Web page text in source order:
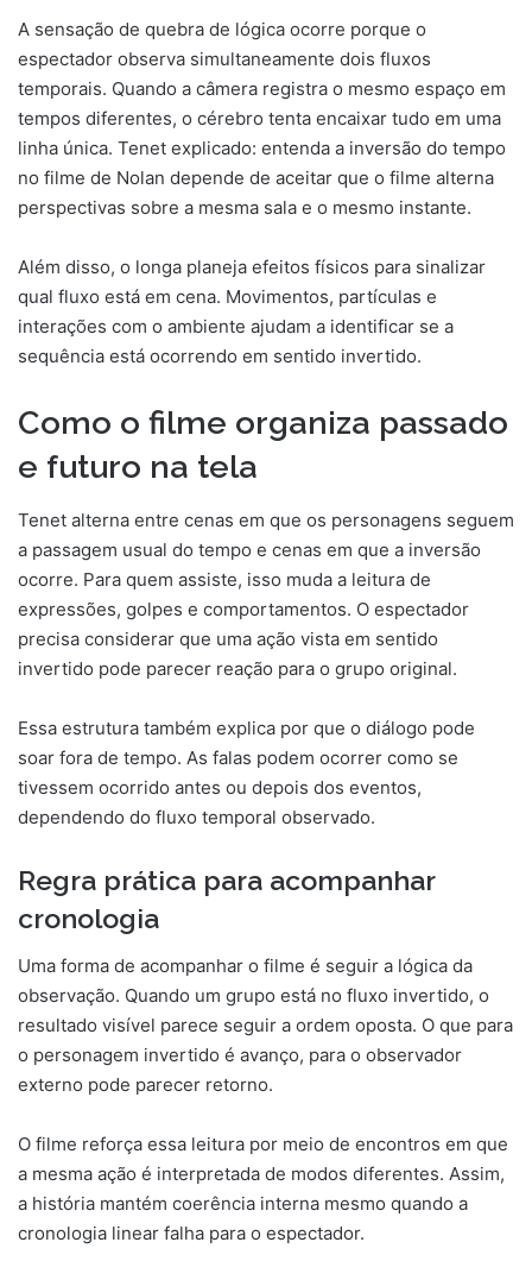
A sensação de quebra de lógica ocorre porque o
espectador observa simultaneamente dois fluxos
temporais. Quando a câmera registra o mesmo espaço em
tempos diferentes, o cérebro tenta encaixar tudo em uma
linha única. Tenet explicado: entenda a inversão do tempo
no filme de Nolan depende de aceitar que o filme alterna
perspectivas sobre a mesma sala e o mesmo instante.
Além disso, o longa planeja efeitos físicos para sinalizar
qual fluxo está em cena. Movimentos, partículas e
interações com o ambiente ajudam a identificar se a
sequência está ocorrendo em sentido invertido.
Como o filme organiza passado
e futuro na tela
Tenet alterna entre cenas em que os personagens seguem
a passagem usual do tempo e cenas em que a inversão
ocorre. Para quem assiste, isso muda a leitura de
expressões, golpes e comportamentos. O espectador
precisa considerar que uma ação vista em sentido
invertido pode parecer reação para o grupo original.
Essa estrutura também explica por que o diálogo pode
soar fora de tempo. As falas podem ocorrer como se
tivessem ocorrido antes ou depois dos eventos,
dependendo do fluxo temporal observado.
Regra prática para acompanhar
cronologia
Uma forma de acompanhar o filme é seguir a lógica da
observação. Quando um grupo está no fluxo invertido, o
resultado visível parece seguir a ordem oposta. O que para
o personagem invertido é avanço, para o observador
externo pode parecer retorno.
O filme reforça essa leitura por meio de encontros em que
a mesma ação é interpretada de modos diferentes. Assim,
a história mantém coerência interna mesmo quando a
cronologia linear falha para o espectador.